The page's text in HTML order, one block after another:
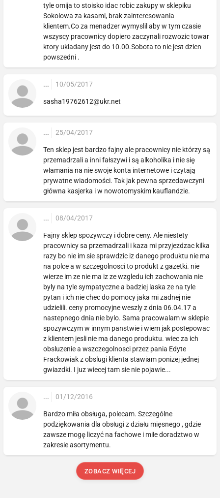
tyle omija to stoisko idac robic zakupy w sklepiku
Sokolowa za kasami, brak zainteresowania
klientem.Co za menadzer wymyslil aby w tym czasie
wszyscy pracownicy dopiero zaczynali rozwozic towar
ktory ukladany jest do 10.00.Sobota to nie jest dzien
powszedni .
... 10/05/2017
sasha19762612@ukr.net
... 25/04/2017
Ten sklep jest bardzo fajny ale pracownicy nie którzy są
przemadrzali a inni fałszywi i są alkoholika i nie się
włamania na nie swoje konta internetowe i czytają
prywatne wiadomości. Tak jak pewna sprzedawczyni
główna kasjerka i w nowotomyskim kauflandzie.
... 08/04/2017
Fajny sklep spozywczy i dobre ceny. Ale niestety
pracownicy sa przemadrzali i kaza mi przyjezdzac kilka
razy bo nie im sie sprawdzic iz danego produktu nie ma
na polce a w szczegolnosci to produkt z gazetki. nie
wierze im ze nie ma iz ze wzgledu ich zachowania nie
byly na tyle sympatyczne a badziej laska ze na tyle
pytan i ich nie chec do pomocy jaka mi zadnej nie
udzielili. ceny promocyjne weszly z dnia 06.04.17 a
nastepnego dnia nie bylo. Sama pracowalam w sklepie
spozywczym w innym panstwie i wiem jak postepowac
z klientem jesli nie ma danego produktu. wiec za ich
obsluzenie a wszczegolnosci przez pania Edyte
Frackowiak z obslugi klienta stawiam ponizej jednej
gwiazdki. I juz wiecej tam sie nie pojawie...
... 01/12/2016
Bardzo miła obsługa, polecam. Szczególne
podziękowania dla obsługi z działu mięsnego , gdzie
zawsze mogę liczyć na fachowe i miłe doradztwo w
zakresie asortymentu.
ZOBACZ WIĘCEJ